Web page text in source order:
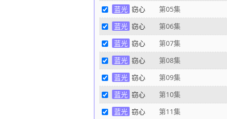
蓝光 窃心 第05集
蓝光 窃心 第06集
蓝光 窃心 第07集
蓝光 窃心 第08集
蓝光 窃心 第09集
蓝光 窃心 第10集
蓝光 窃心 第11集